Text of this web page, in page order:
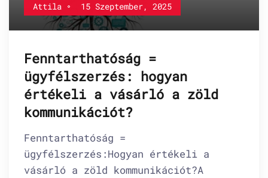
Attila 15 Szeptember, 2025
Fenntarthatóság =
ügyfélszerzés: hogyan
értékeli a vásárló a zöld
kommunikációt?
Fenntarthatóság =
ügyfélszerzés:Hogyan értékeli a
vásárló a zöld kommunikációt?A